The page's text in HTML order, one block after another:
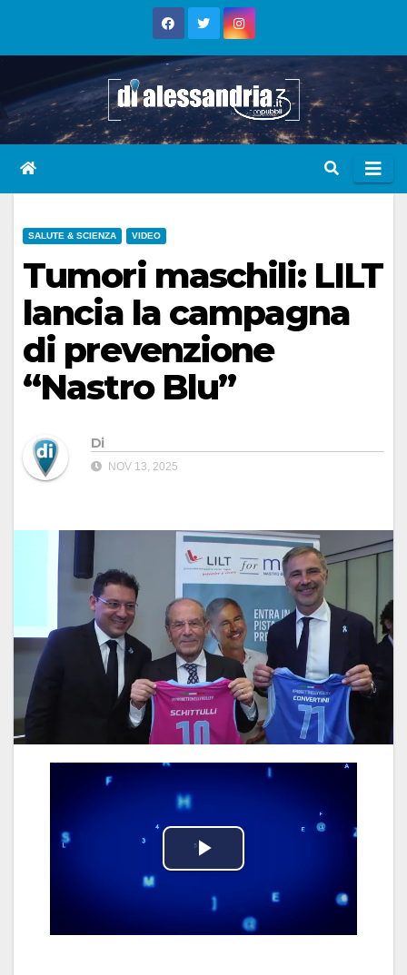
SALUTE & SCIENZA VIDEO
Tumori maschili: LILT
lancia la campagna
di prevenzione
“Nastro Blu”
Di
NOV 13, 2025
P
l